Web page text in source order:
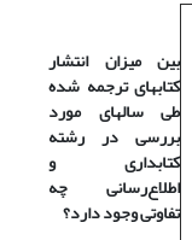
بین میزان انتشار
کتابهای ترجمه شده
طی سالهای مورد
بررسی در رشته
کتابداری و
اطلاع‌رسانی چه
تفاوتی وجود دارد؟